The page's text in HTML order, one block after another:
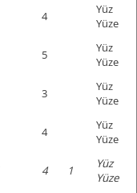
4
Yüz
Yüze
5
Yüz
Yüze
3
Yüz
Yüze
4
Yüz
Yüze
4 1
Yüz
Yüze